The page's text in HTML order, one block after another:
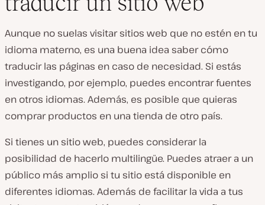
Aunque no suelas visitar sitios web que no estén en tu
idioma materno, es una buena idea saber cómo
traducir las páginas en caso de necesidad. Si estás
investigando, por ejemplo, puedes encontrar fuentes
en otros idiomas. Además, es posible que quieras
comprar productos en una tienda de otro país.
Si tienes un sitio web, puedes considerar la
posibilidad de hacerlo multilingüe. Puedes atraer a un
público más amplio si tu sitio está disponible en
diferentes idiomas. Además de facilitar la vida a tus